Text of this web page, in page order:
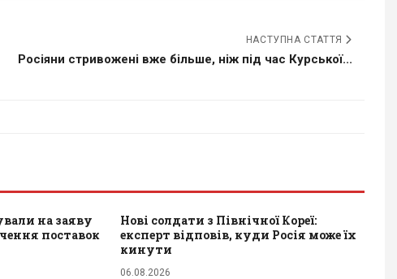
НАСТУПНА СТАТТЯ
Росіяни стривожені вже більше, ніж під час Курської...
на заяву
поставок
Нові солдати з Північної Кореї:
експерт відповів, куди Росія може їх
кинути
06.08.2026